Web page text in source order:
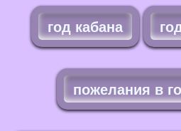
год кабана
пожелания в